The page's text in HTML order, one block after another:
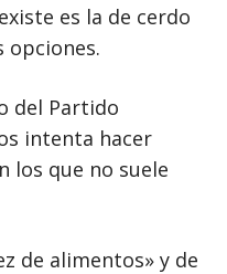
es la de cerdo
opciones.
del Partido
intenta hacer
los que no suele
de alimentos» y de